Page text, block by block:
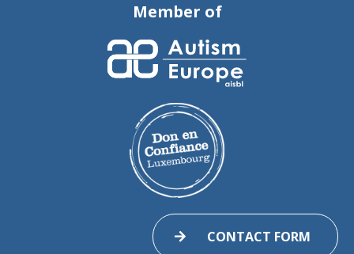
Member of
CONTACT FORM